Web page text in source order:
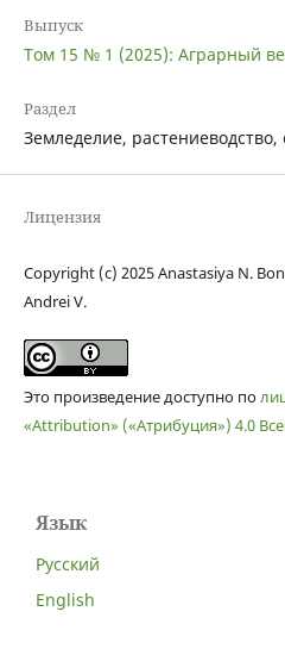
Выпуск
Том 15 № 1 (2025): Аграрный
Раздел
Земледелие, растениеводство,
Лицензия
Copyright (c) 2025 Anastasiya N.
Andrei V.
Это произведение доступно по
«Attribution» («Атрибуция») 4.0
Язык
Русский
English